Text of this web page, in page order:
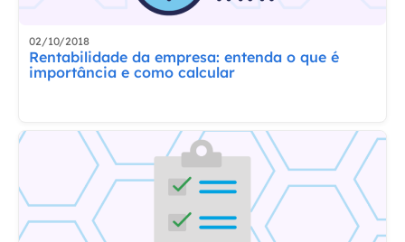
02/10/2018
Rentabilidade da empresa: entenda o que é
importância e como calcular